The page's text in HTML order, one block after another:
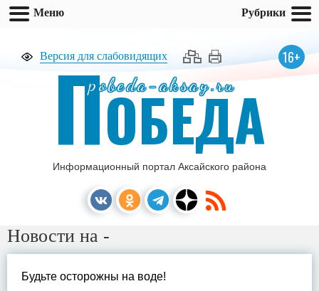
Версия для слабовидящих 16+
pobeda-aksay.ru
ПОБЕДА
Информационный портал Аксайского района
Новости на -
Будьте осторожны на воде!
Меню Рубрики